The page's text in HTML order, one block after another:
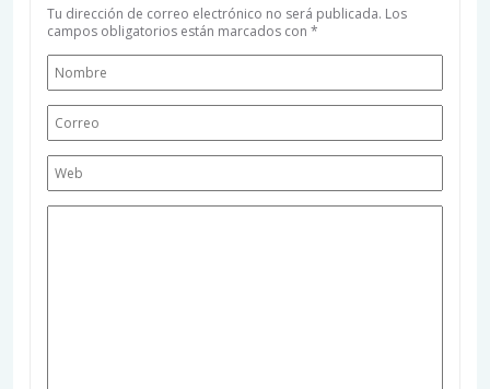
Tu dirección de correo electrónico no será publicada. Los
campos obligatorios están marcados con *